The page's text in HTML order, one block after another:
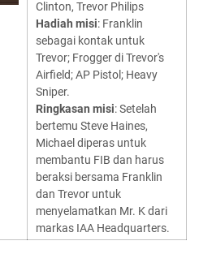
Clinton, Trevor Philips
Hadiah misi: Franklin
sebagai kontak untuk
Trevor; Frogger di Trevor's
Airfield; AP Pistol; Heavy
Sniper.
Ringkasan misi: Setelah
bertemu Steve Haines,
Michael diperas untuk
membantu FIB dan harus
beraksi bersama Franklin
dan Trevor untuk
menyelamatkan Mr. K dari
markas IAA Headquarters.